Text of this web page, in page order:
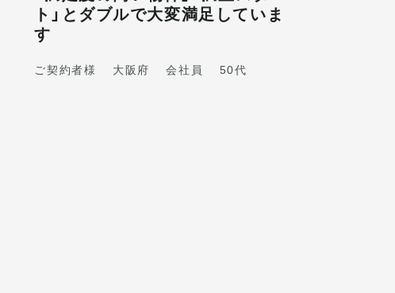
ト」とダブルで大変満足していま
す
ご契約者様 大阪府 会社員 50代